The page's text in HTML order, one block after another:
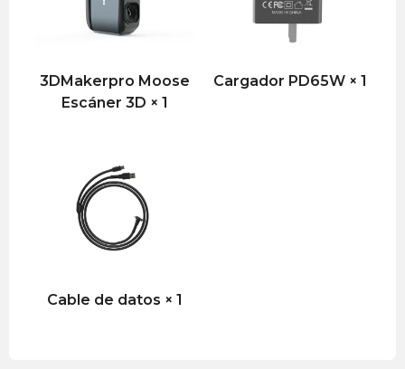
3DMakerpro Moose
Escáner 3D × 1
Cargador PD65W × 1
Cable de datos × 1